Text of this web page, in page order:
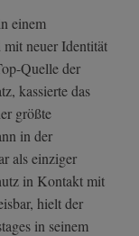
einem
neuer Identität
Quelle der
kassierte das
größte
in der
als einziger
in Kontakt mit
hielt der
in seinem